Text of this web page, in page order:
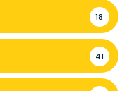
18
41